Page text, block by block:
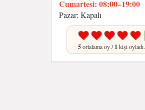
Cumartesi: 08:00–19:00
Pazar: Kapalı
5ortalama oy /1 kişi oyladı.